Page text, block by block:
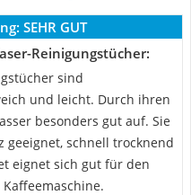
SEHR GUT
Reinigungstücher:
sind
und leicht. Durch ihren
besonders gut auf. Sie
schnell trocknend
eignet sich gut für den